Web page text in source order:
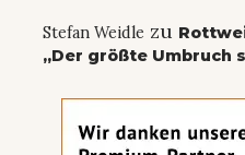
Stefan Weidle zu
„Der größte Umbruch